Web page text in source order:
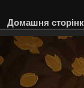
Домашня